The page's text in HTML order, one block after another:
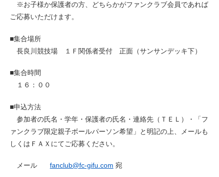
※お子様か保護者の方、どちらかがファンクラブ会員であれば
ご応募いただけます。
■集合場所
長良川競技場 １Ｆ関係者受付 正面（サンサンデッキ下）
■集合時間
１６：００
■申込方法
参加者の氏名・学年・保護者の氏名・連絡先（ＴＥＬ）・「フ
ァンクラブ限定親子ボールパーソン希望」と明記の上、メールも
しくはＦＡＸにてご応募ください。
メール fanclub@fc-gifu.com 宛